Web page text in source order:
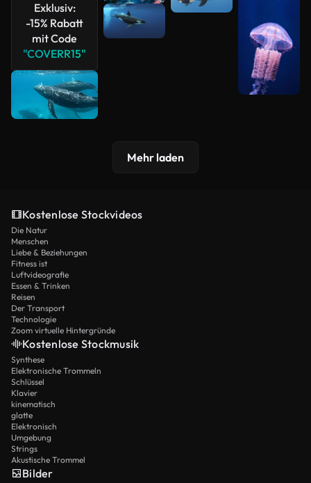
Exklusiv:
-15% Rabatt
mit Code
"COVERR15"
Mehr laden
Kostenlose Stockvideos
Die Natur
Menschen
Liebe & Beziehungen
Fitness ist
Luftvideografie
Essen & Trinken
Reisen
Der Transport
Technologie
Zoom virtuelle Hintergründe
Kostenlose Stockmusik
Synthese
Elektronische Trommeln
Schlüssel
Klavier
kinematisch
glatte
Elektronisch
Umgebung
Strings
Akustische Trommel
Bilder